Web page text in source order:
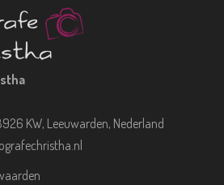
KW, Leeuwarden, Nederland